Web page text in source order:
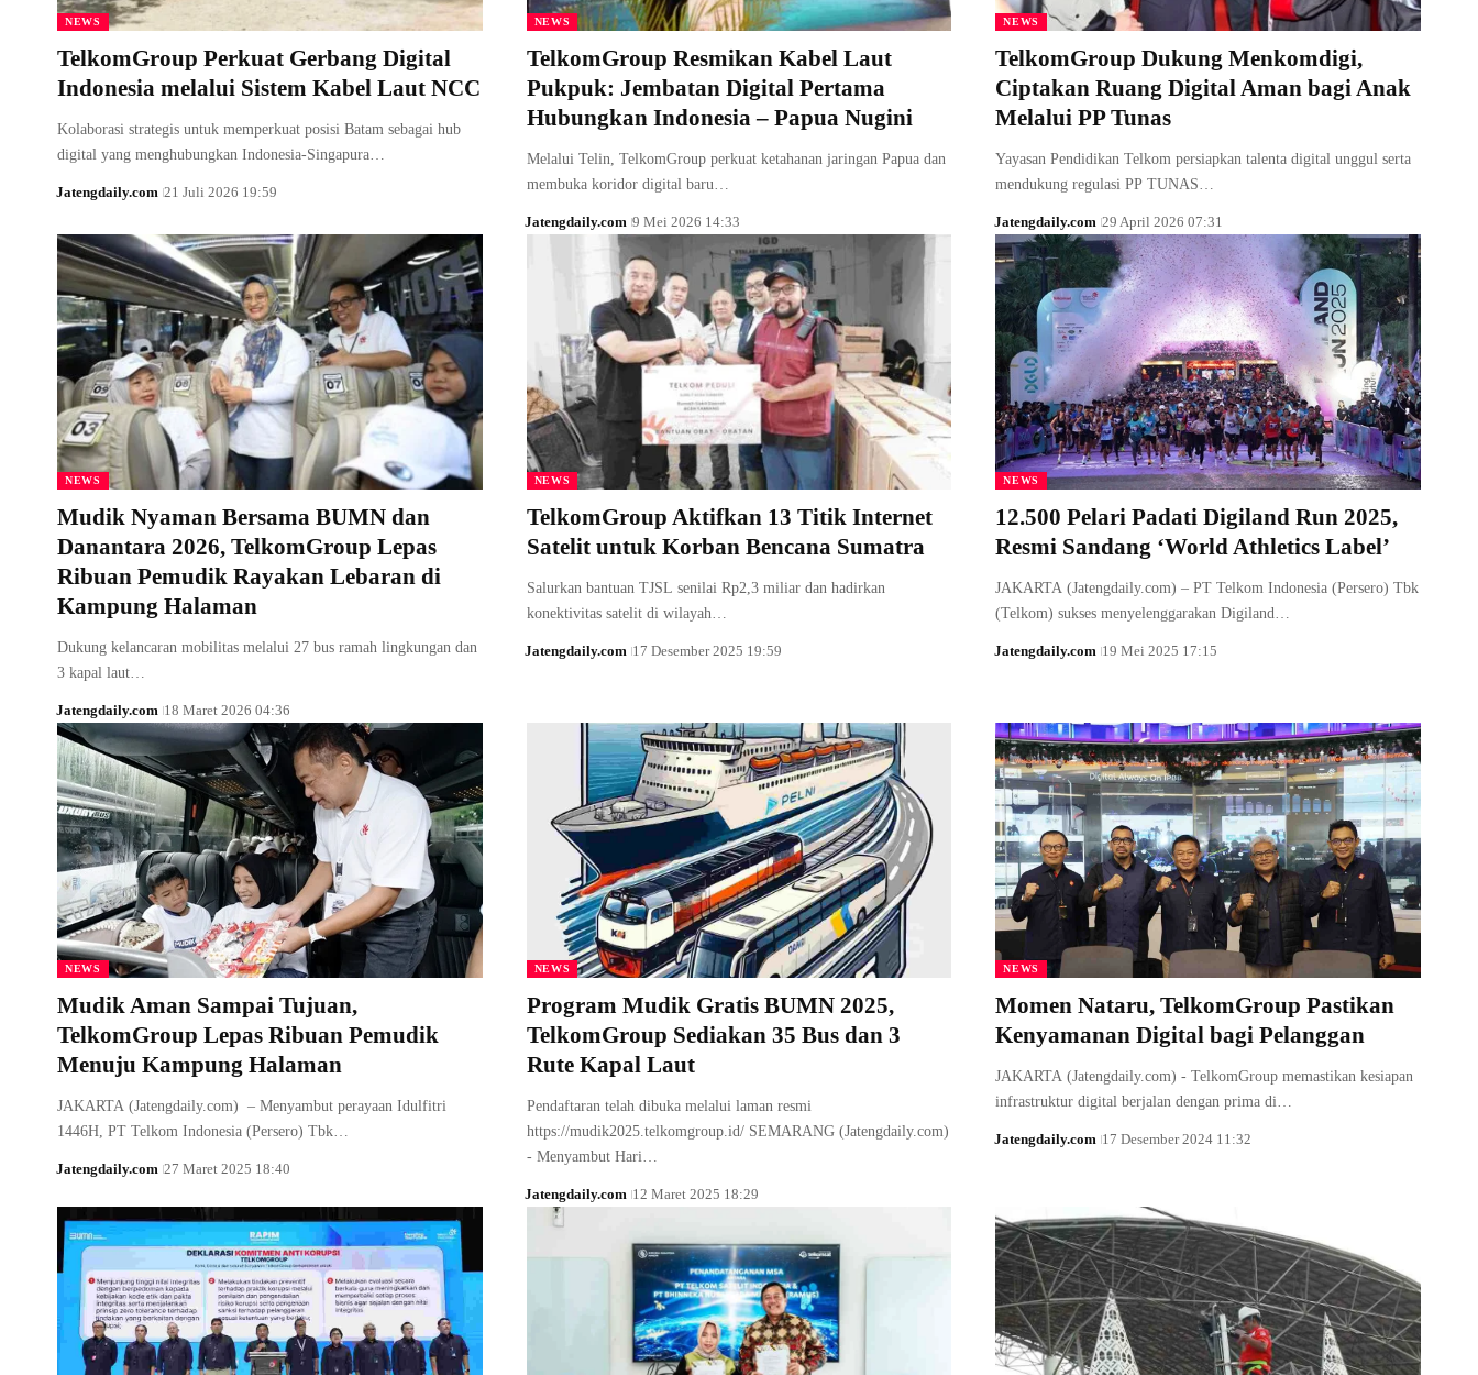
NEWS
TelkomGroup Perkuat Gerbang Digital
Indonesia melalui Sistem Kabel Laut NCC
Kolaborasi strategis untuk memperkuat posisi Batam sebagai hub
digital yang menghubungkan Indonesia-Singapura…
Jatengdaily.com 21 Juli 2026 19:59
NEWS
TelkomGroup Resmikan Kabel Laut
Pukpuk: Jembatan Digital Pertama
Hubungkan Indonesia – Papua Nugini
Melalui Telin, TelkomGroup perkuat ketahanan jaringan Papua dan
membuka koridor digital baru…
Jatengdaily.com 9 Mei 2026 14:33
NEWS
TelkomGroup Dukung Menkomdigi,
Ciptakan Ruang Digital Aman bagi Anak
Melalui PP Tunas
Yayasan Pendidikan Telkom persiapkan talenta digital unggul serta
mendukung regulasi PP TUNAS…
Jatengdaily.com 29 April 2026 07:31
NEWS
Mudik Nyaman Bersama BUMN dan
Danantara 2026, TelkomGroup Lepas
Ribuan Pemudik Rayakan Lebaran di
Kampung Halaman
Dukung kelancaran mobilitas melalui 27 bus ramah lingkungan dan
3 kapal laut…
Jatengdaily.com 18 Maret 2026 04:36
NEWS
TelkomGroup Aktifkan 13 Titik Internet
Satelit untuk Korban Bencana Sumatra
Salurkan bantuan TJSL senilai Rp2,3 miliar dan hadirkan
konektivitas satelit di wilayah…
Jatengdaily.com 17 Desember 2025 19:59
NEWS
12.500 Pelari Padati Digiland Run 2025,
Resmi Sandang ‘World Athletics Label’
JAKARTA (Jatengdaily.com) – PT Telkom Indonesia (Persero) Tbk
(Telkom) sukses menyelenggarakan Digiland…
Jatengdaily.com 19 Mei 2025 17:15
NEWS
Mudik Aman Sampai Tujuan,
TelkomGroup Lepas Ribuan Pemudik
Menuju Kampung Halaman
JAKARTA (Jatengdaily.com) – Menyambut perayaan Idulfitri
1446H, PT Telkom Indonesia (Persero) Tbk…
Jatengdaily.com 27 Maret 2025 18:40
NEWS
Program Mudik Gratis BUMN 2025,
TelkomGroup Sediakan 35 Bus dan 3
Rute Kapal Laut
Pendaftaran telah dibuka melalui laman resmi
https://mudik2025.telkomgroup.id/ SEMARANG (Jatengdaily.com)
- Menyambut Hari…
Jatengdaily.com 12 Maret 2025 18:29
NEWS
Momen Nataru, TelkomGroup Pastikan
Kenyamanan Digital bagi Pelanggan
JAKARTA (Jatengdaily.com) - TelkomGroup memastikan kesiapan
infrastruktur digital berjalan dengan prima di…
Jatengdaily.com 17 Desember 2024 11:32